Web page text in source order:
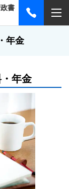
書
年金
年金